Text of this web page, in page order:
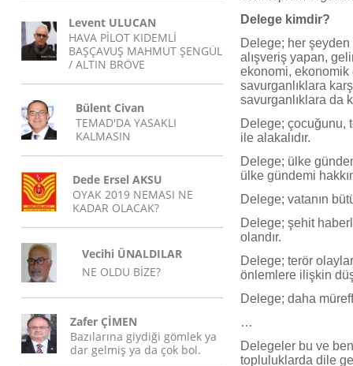
Levent ULUCAN
HAVA PİLOT KIDEMLİ
BAŞÇAVUŞ MAHMUT ŞENGÜL
/ ALTIN BRÖVE
Bülent Civan
TEMAD'DA YASAKLI
KALMASIN
Dede Ersel AKSU
OYAK 2019 NEMASI NE
KADAR OLACAK?
Vecihi ÜNALDILAR
NE OLDU BİZE?
Zafer ÇİMEN
Bazılarına giydiği gömlek ya
dar gelmiş ya da çok bol.
Delege kimdir?
Delege; her
alışveriş yapan,
ekonomi, ekonomik
savurganlıklara
savurganlıklara da
Delege; çocuğunu,
ile alakalıdır.
Delege; ülke
ülke gündemi
Delege; vatanın
Delege; şehit
olandır.
Delege; terör
önlemlere ilişkin
Delege; daha
…
Delegeler bu ve
topluluklarda dile